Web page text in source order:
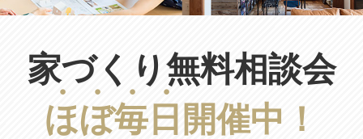
家づくり無料相談会
ほぼ毎 日 開催中！